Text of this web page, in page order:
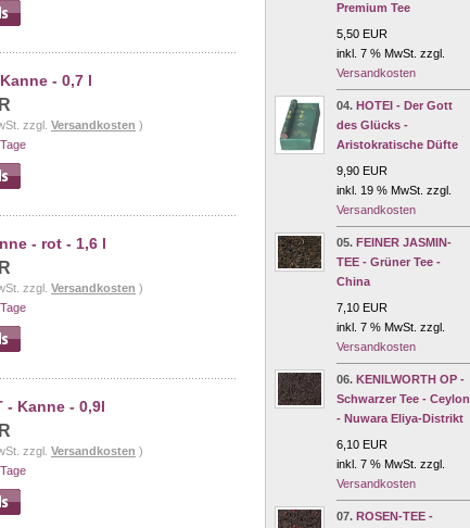
- 0,7 l
zzgl. Versandkosten )
- rot - 1,6 l
zzgl. Versandkosten )
- Kanne - 0,9l
zzgl. Versandkosten )
Premium Tee
5,50 EUR
inkl. 7 % MwSt. zzgl.
Versandkosten
04. HOTEI - Der Gott
des Glücks -
Aristokratische Düfte
9,90 EUR
inkl. 19 % MwSt. zzgl.
Versandkosten
05. FEINER JASMIN-
TEE - Grüner Tee -
China
7,10 EUR
inkl. 7 % MwSt. zzgl.
Versandkosten
06. KENILWORTH OP -
Schwarzer Tee - Ceylon
- Nuwara Eliya-Distrikt
6,10 EUR
inkl. 7 % MwSt. zzgl.
Versandkosten
07. ROSEN-TEE -